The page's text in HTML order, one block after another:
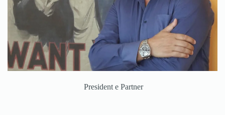
President e Partner